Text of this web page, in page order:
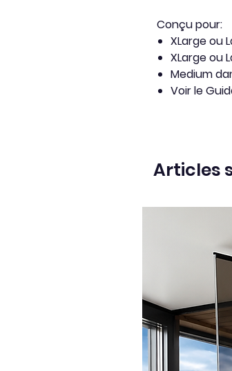
Conçu pour:
XLarge ou
XLarge ou
Medium
Voir le
Articles